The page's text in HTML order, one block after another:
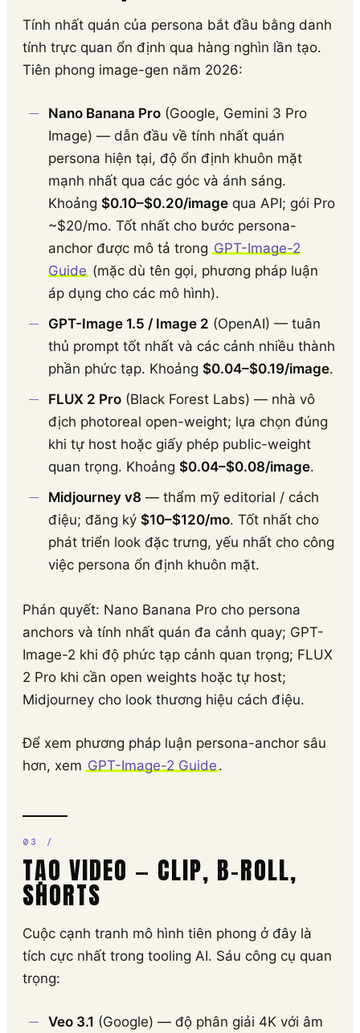
Tính nhất quán của persona bắt đầu bằng danh
tính trực quan ổn định qua hàng nghìn lần tạo.
Tiên phong image-gen năm 2026:
Nano Banana Pro (Google, Gemini 3 Pro
Image) — dẫn đầu về tính nhất quán
persona hiện tại, độ ổn định khuôn mặt
mạnh nhất qua các góc và ánh sáng.
Khoảng $0.10–$0.20/image qua API; gói Pro
~$20/mo. Tốt nhất cho bước persona-
anchor được mô tả trong GPT-Image-2
Guide (mặc dù tên gọi, phương pháp luận
áp dụng cho các mô hình).
GPT-Image 1.5 / Image 2 (OpenAI) — tuân
thủ prompt tốt nhất và các cảnh nhiều thành
phần phức tạp. Khoảng $0.04–$0.19/image.
FLUX 2 Pro (Black Forest Labs) — nhà vô
địch photoreal open-weight; lựa chọn đúng
khi tự host hoặc giấy phép public-weight
quan trọng. Khoảng $0.04–$0.08/image.
Midjourney v8 — thẩm mỹ editorial / cách
điệu; đăng ký $10–$120/mo. Tốt nhất cho
phát triển look đặc trưng, yếu nhất cho công
việc persona ổn định khuôn mặt.
Phán quyết: Nano Banana Pro cho persona
anchors và tính nhất quán đa cảnh quay; GPT-
Image-2 khi độ phức tạp cảnh quan trọng; FLUX
2 Pro khi cần open weights hoặc tự host;
Midjourney cho look thương hiệu cách điệu.
Để xem phương pháp luận persona-anchor sâu
hơn, xem GPT-Image-2 Guide.
TẠO VIDEO — CLIP, B-ROLL,
SHORTS
Cuộc cạnh tranh mô hình tiên phong ở đây là
tích cực nhất trong tooling AI. Sáu công cụ quan
trọng:
Veo 3.1 (Google) — độ phân giải 4K với âm